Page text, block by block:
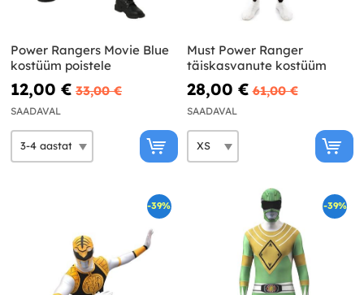
Power Rangers Movie Blue
kostüüm poistele
12,00 € 33,00 €
SAADAVAL
Must Power Ranger
täiskasvanute kostüüm
28,00 € 61,00 €
SAADAVAL
-39% -39%